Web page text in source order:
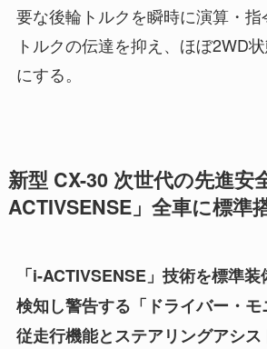
要な後輪トルクを瞬時に演算・
トルクの伝達を抑え、ほぼ2WD
にする。
新型 CX-30 次世代の先進安
ACTIVSENSE」全車に標準
「i-ACTIVSENSE」技術を標準
検知し警告する「ドライバー・
従走行機能とステアリングアシ